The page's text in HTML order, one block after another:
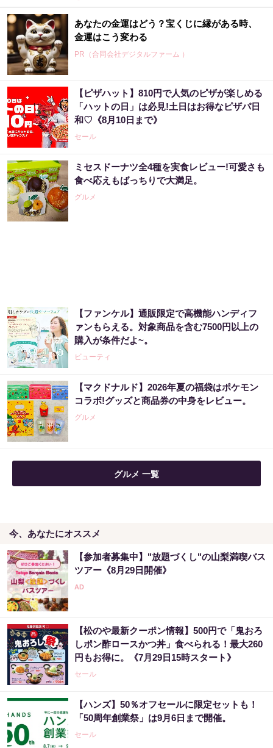
あなたの金運はどう？宝くじに縁がある時、
金運はこう変わる
PR（合同会社デジタルファーム ）
宝くじ当たる人だけが気づいている違い
PR（合同会社デジタルファーム ）
【昭和43年以前生まれはロト６この数字を買
うべき】6つの数字が「完全一致」する方...
PR（株式会社MURA）
宝くじ当たる人は“たまたま”じゃない?!
PR（合同会社デジタルファーム ）
【昭和43年以前生まれはロト６この数字を買
うべき】6つの数字が「完全一致」する方...
PR（株式会社MURA）
【ピザハット】810円で人気のピザが楽しめる
「ハットの日」は必見!土日はお得なピザパ日
和♡《8月10日まで》
セール
ミセスドーナツ全4種を実食レビュー!可愛さも
食べ応えもばっちりで大満足。
グルメ
【ファンケル】通販限定で高機能ハンディフ
ァンもらえる。対象商品を含む7500円以上の
購入が条件だよ~。
ビューティ
【マクドナルド】2026年夏の福袋はポケモン
コラボ!グッズと商品券の中身をレビュー。
グルメ
グルメ 一覧
今、あなたにオススメ
【参加者募集中】"放題づくし"の山梨満喫バス
ツアー《8月29日開催》
【松のや最新クーポン情報】500円で「鬼おろ
しポン酢ロースかつ丼」食べられる！最大260
円もお得に。《7月29日15時スタート》
セール
【ハンズ】50％オフセールに限定セットも！
「50周年創業祭」は9月6日まで開催。
セール